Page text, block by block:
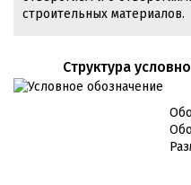
строительных материалов.
Cтруктура